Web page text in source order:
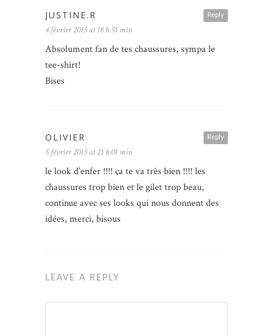
Reply
JUSTINE.R
4 février 2015 at 18 h 51 min
Absolument fan de tes chaussures, sympa le
tee-shirt!
Bises
Reply
OLIVIER
5 février 2015 at 21 h 01 min
le look d’enfer !!!! ça te va très bien !!!! les
chaussures trop bien et le gilet trop beau,
continue avec ses looks qui nous donnent des
idées, merci, bisous
LEAVE A REPLY